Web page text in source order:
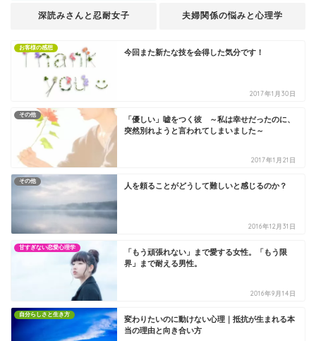
深読みさんと忍耐女子 夫婦関係の悩みと心理学
お客様の感想
今回また新たな技を会得した気分です！
2017年1月30日
その他
「優しい」嘘をつく彼 ～私は幸せだったのに、
突然別れようと言われてしまいました～
2017年1月21日
その他
人を頼ることがどうして難しいと感じるのか？
2016年12月31日
甘すぎない恋愛心理学
「もう頑張れない」まで愛する女性。「もう限
界」まで耐える男性。
2016年9月14日
自分らしさと生き方
変わりたいのに動けない心理｜抵抗が生まれる本
当の理由と向き合い方